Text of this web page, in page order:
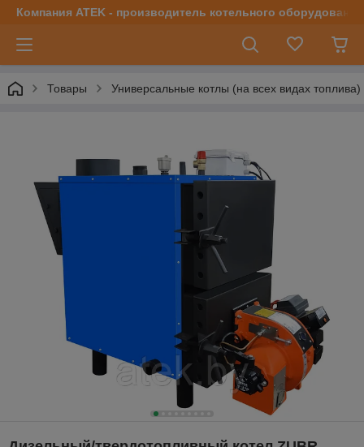
Компания ATEK - производитель котельного оборудования
Товары Универсальные котлы (на всех видах топлива)